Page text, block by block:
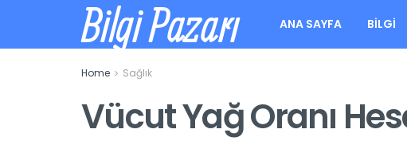
Bilgi Pazarı ANA SAYFA BILGI
Home Sağlık
Vücut Yağ Oranı